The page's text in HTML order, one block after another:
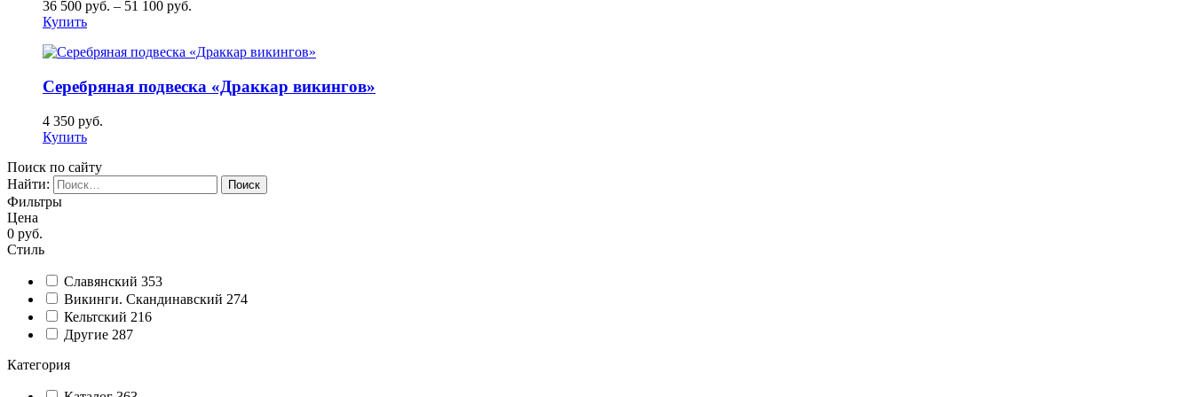
36 500 руб. – 51 100 руб.
Купить
Серебряная подвеска «Драккар викингов»
4 350 руб.
Купить
Поиск по сайту
Найти:
Фильтры
Цена
0 руб.
Стиль
Славянский 353
Викинги. Скандинавский 274
Кельтский 216
Другие 287
Категория